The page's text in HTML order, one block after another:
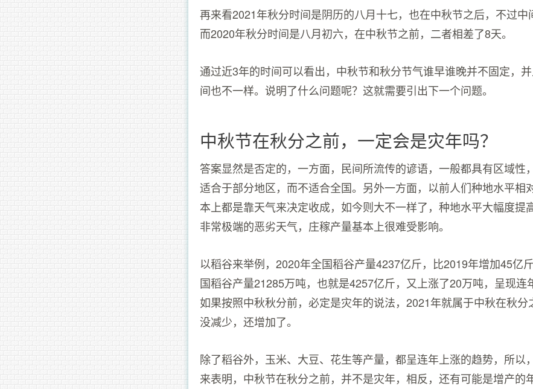
再来看2021年秋分时间是阴历的八月十七，也在中秋节之后，不过中
而2020年秋分时间是八月初六，在中秋节之前，二者相差了8天。
通过近3年的时间可以看出，中秋节和秋分节气谁早谁晚并不固定，
间也不一样。说明了什么问题呢？这就需要引出下一个问题。
中秋节在秋分之前，一定会是灾年吗？
答案显然是否定的，一方面，民间所流传的谚语，一般都具有区域性
适合于部分地区，而不适合全国。另外一方面，以前人们种地水平相
本上都是靠天气来决定收成，如今则大不一样了，种地水平大幅度提
非常极端的恶劣天气，庄稼产量基本上很难受影响。
以稻谷来举例，2020年全国稻谷产量4237亿斤，比2019年增加45亿
国稻谷产量21285万吨，也就是4257亿斤，又上涨了20万吨，呈现连
如果按照中秋秋分前，必定是灾年的说法，2021年就属于中秋在秋分
没减少，还增加了。
除了稻谷外，玉米、大豆、花生等产量，都呈连年上涨的趋势，所以
来表明，中秋节在秋分之前，并不是灾年，相反，还有可能是增产的